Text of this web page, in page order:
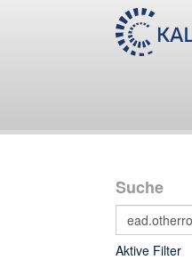
Suche
Aktive Filter